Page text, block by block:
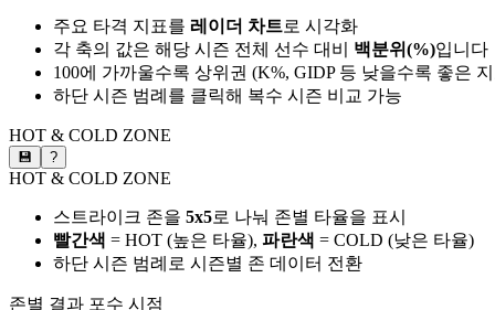
주요 타격 지표를 레이더 차트로 시각화
각 축의 값은 해당 시즌 전체 선수 대비 백분위(%)입니다
100에 가까울수록 상위권 (K%, GIDP 등 낮을수록 좋은
하단 시즌 범례를 클릭해 복수 시즌 비교 가능
HOT & COLD ZONE
💾 ?
HOT & COLD ZONE
스트라이크 존을 5x5로 나눠 존별 타율을 표시
빨간색 = HOT (높은 타율), 파란색 = COLD (낮은 타율)
하단 시즌 범례로 시즌별 존 데이터 전환
존별 결과 포수 시점